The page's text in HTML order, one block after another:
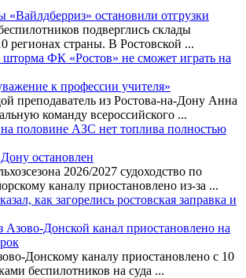
«Вайлдберриз» остановили отгрузки
подверглись склады
регионах страны. В Ростовской ...
шторма ФК «Ростов» не сможет играть на
к профессии учителя»
преподаватель из Ростова-на-Дону Анна
команду всероссийского ...
половине АЗС нет топлива полностью
остановлен
2026/2027 судоходство по
каналу приостановлено из-за ...
как загорелись ростовская заправка и
Азово-Донской канал приостановлено на
Донскому каналу приостановлено с 10
беспилотников на суда ...